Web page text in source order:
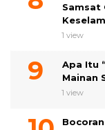
Samsat
1 view
Apa Itu
Mainan
1 view